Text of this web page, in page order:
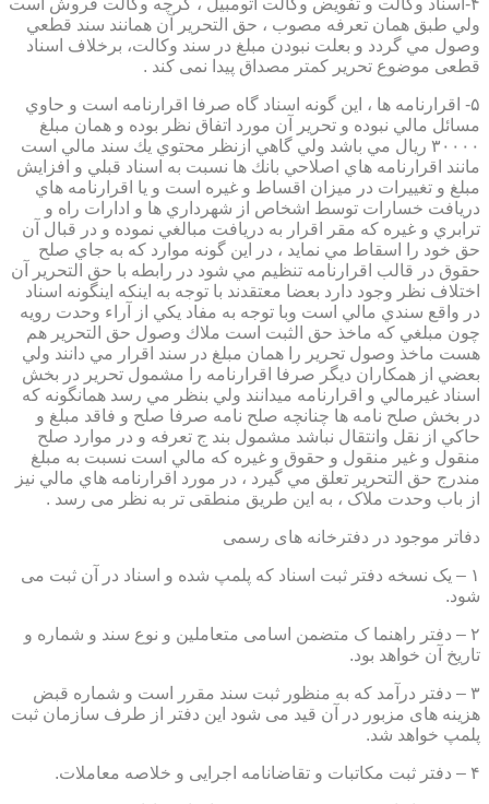
۴-اسناد وكالت و تفويض وكالت اتومبيل ، گرچه وكالت فروش است
ولي طبق همان تعرفه مصوب ، حق التحرير آن همانند سند قطعي
وصول مي گردد و بعلت نبودن مبلغ در سند وكالت، برخلاف اسناد
قطعی موضوع تحریر کمتر مصداق پیدا نمی کند .
۵- اقرارنامه ها ، اين گونه اسناد گاه صرفا اقرارنامه است و حاوي
مسائل مالي نبوده و تحرير آن مورد اتفاق نظر بوده و همان مبلغ
۳۰۰۰۰ ريال مي باشد ولي گاهي ازنظر محتوي يك سند مالي است
مانند اقرارنامه هاي اصلاحي بانك ها نسبت به اسناد قبلي و افزايش
مبلغ و تغييرات در ميزان اقساط و غيره است و يا اقرارنامه هاي
دريافت خسارات توسط اشخاص از شهرداري ها و ادارات راه و
ترابري و غيره كه مقر اقرار به دريافت مبالغي نموده و در قبال آن
حق خود را اسقاط مي نمايد ، در اين گونه موارد كه به جاي صلح
حقوق در قالب اقرارنامه تنظيم مي شود در رابطه با حق التحرير آن
اختلاف نظر وجود دارد بعضا معتقدند با توجه به اينكه اينگونه اسناد
در واقع سندي مالي است وبا توجه به مفاد يكي از آراء وحدت رويه
چون مبلغي كه ماخذ حق الثبت است ملاك وصول حق التحرير هم
هست ماخذ وصول تحرير را همان مبلغ در سند اقرار مي دانند ولي
بعضي از همكاران ديگر صرفا اقرارنامه را مشمول تحرير در بخش
اسناد غيرمالي و اقرارنامه ميدانند ولي بنظر مي رسد همانگونه كه
در بخش صلح نامه ها چنانچه صلح نامه صرفا صلح و فاقد مبلغ و
حاكي از نقل وانتقال نباشد مشمول بند ج تعرفه و در موارد صلح
منقول و غير منقول و حقوق و غيره كه مالي است نسبت به مبلغ
مندرج حق التحرير تعلق مي گيرد ، در مورد اقرارنامه هاي مالي نيز
از باب وحدت ملاک ، به این طریق منطقی تر به نظر می رسد .
دفاتر موجود در دفترخانه های رسمی
۱ – یک نسخه دفتر ثبت اسناد که پلمپ شده و اسناد در آن ثبت می
شود.
۲ – دفتر راهنما ک متضمن اسامی متعاملین و نوع سند و شماره و
تاریخ آن خواهد بود.
۳ – دفتر درآمد که به منظور ثبت سند مقرر است و شماره قبض
هزینه های مزبور در آن قید می شود این دفتر از طرف سازمان ثبت
پلمپ خواهد شد.
۴ – دفتر ثبت مکاتبات و تقاضانامه اجرایی و خلاصه معاملات.